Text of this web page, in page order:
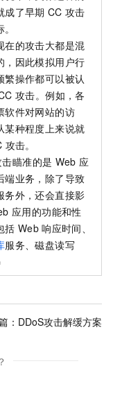
成了早期 CC 攻击
在的攻击大都是混
，因此模拟用户行
繁操作都可以被认
攻击。例如，各
软件对网站的访
某种程度上来说就
攻击。
瞄准的是 Web 应
端业务，除了导致
务外，还会直接影
应用的功能和性
括 Web 响应时间、
服务 、磁盘读写
： DDoS攻击解缓方案